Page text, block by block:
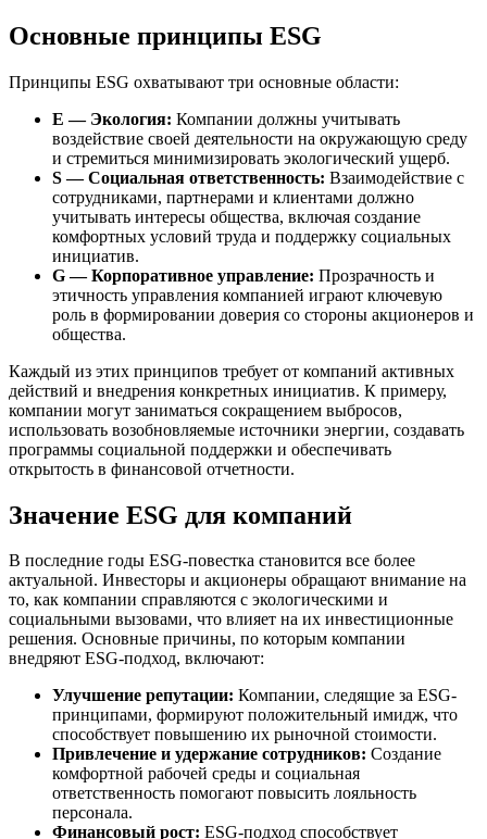
Основные принципы ESG
Принципы ESG охватывают три основные области:
E — Экология: Компании должны учитывать
воздействие своей деятельности на окружающую среду
и стремиться минимизировать экологический ущерб.
S — Социальная ответственность: Взаимодействие с
сотрудниками, партнерами и клиентами должно
учитывать интересы общества, включая создание
комфортных условий труда и поддержку социальных
инициатив.
G — Корпоративное управление: Прозрачность и
этичность управления компанией играют ключевую
роль в формировании доверия со стороны акционеров и
общества.
Каждый из этих принципов требует от компаний активных
действий и внедрения конкретных инициатив. К примеру,
компании могут заниматься сокращением выбросов,
использовать возобновляемые источники энергии, создавать
программы социальной поддержки и обеспечивать
открытость в финансовой отчетности.
Значение ESG для компаний
В последние годы ESG-повестка становится все более
актуальной. Инвесторы и акционеры обращают внимание на
то, как компании справляются с экологическими и
социальными вызовами, что влияет на их инвестиционные
решения. Основные причины, по которым компании
внедряют ESG-подход, включают:
Улучшение репутации: Компании, следящие за ESG-
принципами, формируют положительный имидж, что
способствует повышению их рыночной стоимости.
Привлечение и удержание сотрудников: Создание
комфортной рабочей среды и социальная
ответственность помогают повысить лояльность
персонала.
Финансовый рост: ESG-подход способствует